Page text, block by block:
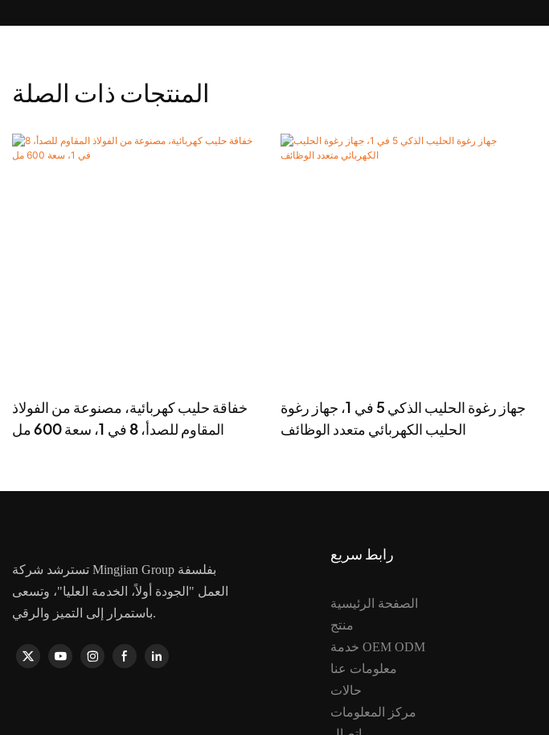
المنتجات ذات الصلة
خفاقة حليب كهربائية، مصنوعة من الفولاذ
المقاوم للصدأ، 8 في 1، سعة 600 مل
جهاز رغوة الحليب الذكي 5 في 1، جهاز رغوة
الحليب الكهربائي متعدد الوظائف
تسترشد شركة Mingjian Group بفلسفة
العمل "الجودة أولاً، الخدمة العليا"، وتسعى
باستمرار إلى التميز والرقي.
رابط سريع
الصفحة الرئيسية
منتج
خدمة OEM ODM
معلومات عنا
حالات
مركز المعلومات